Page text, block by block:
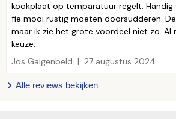
kookplaat op temparatuur regelt.
fie mooi rustig moeten doorsudderen.
maar ik zie het grote voordeel niet zo. Al
keuze.
Jos Galgenbeld
27 augustus 2024
Alle reviews bekijken